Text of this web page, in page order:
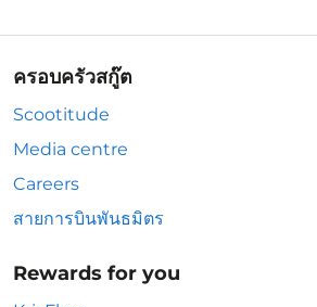
ครอบครัวสกู๊ต
Scootitude
Media centre
Careers
สายการบินพันธมิตร
Rewards for you